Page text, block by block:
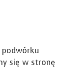
się w stronę